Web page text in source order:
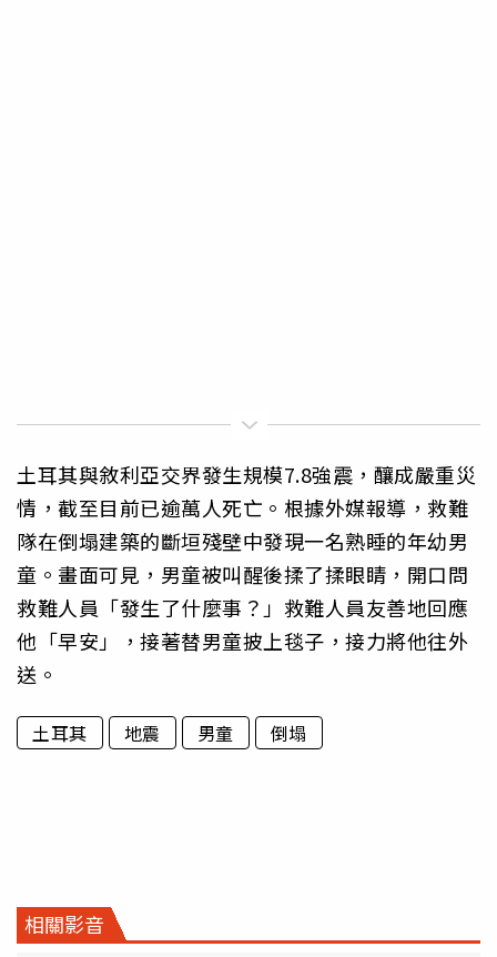
土耳其與敘利亞交界發生規模7.8強震，釀成嚴重災
情，截至目前已逾萬人死亡。根據外媒報導，救難
隊在倒塌建築的斷垣殘壁中發現一名熟睡的年幼男
童。畫面可見，男童被叫醒後揉了揉眼睛，開口問
救難人員「發生了什麼事？」救難人員友善地回應
他「早安」，接著替男童披上毯子，接力將他往外
送。
土耳其 地震 男童 倒塌
相關影音